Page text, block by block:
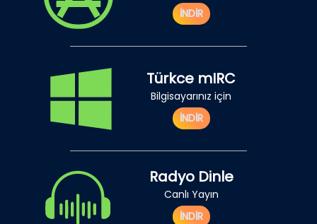
İNDİR
Türkce mIRC
Bilgisayarınız için
İNDİR
Radyo Dinle
Canlı Yayın
İNDİR